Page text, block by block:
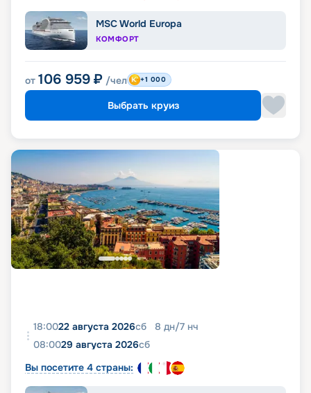
MSC World Europa
КОМФОРТ
от 106 959 ₽ /чел +1 000
Выбрать круиз
18:0022 августа 2026сб 8 дн/7 нч
08:0029 августа 2026сб
Вы посетите 4 страны: